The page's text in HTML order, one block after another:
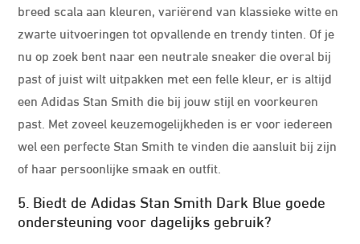
breed scala aan kleuren, variërend van klassieke witte en
zwarte uitvoeringen tot opvallende en trendy tinten. Of je
nu op zoek bent naar een neutrale sneaker die overal bij
past of juist wilt uitpakken met een felle kleur, er is altijd
een Adidas Stan Smith die bij jouw stijl en voorkeuren
past. Met zoveel keuzemogelijkheden is er voor iedereen
wel een perfecte Stan Smith te vinden die aansluit bij zijn
of haar persoonlijke smaak en outfit.
5. Biedt de Adidas Stan Smith Dark Blue goede
ondersteuning voor dagelijks gebruik?